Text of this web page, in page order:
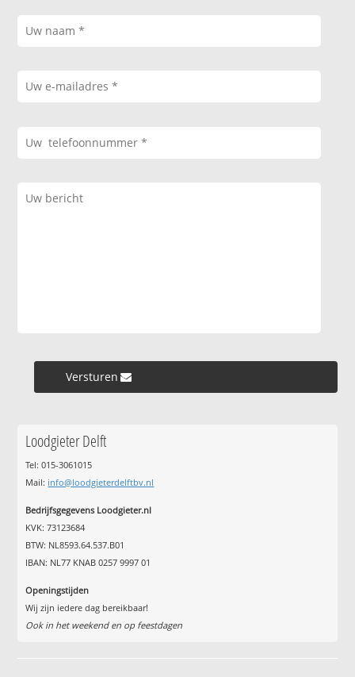
Versturen »
Loodgieter Delft
Tel: 015-3061015
Mail: info@loodgieterdelftbv.nl
Bedrijfsgegevens Loodgieter.nl
KVK: 73123684
BTW: NL8593.64.537.B01
IBAN: NL77 KNAB 0257 9997 01
Openingstijden
Wij zijn iedere dag bereikbaar!
Ook in het weekend en op feestdagen